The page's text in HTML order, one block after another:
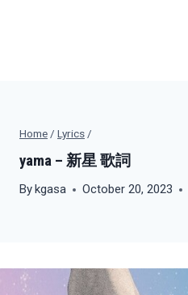
Home / Lyrics /
yama – 新星 歌詞
Bykgasa October 20, 2023